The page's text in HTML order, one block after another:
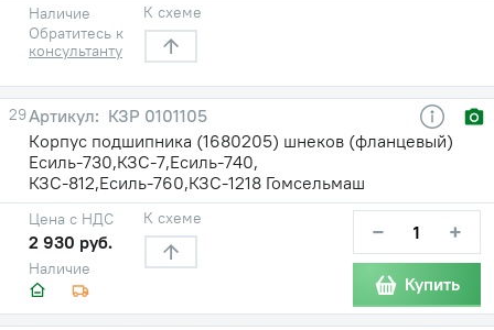
Наличие
Обратитесь к
консультанту
К схеме
29
КЗР 0101105
Корпус подшипника (1680205) шнеков (фланцевый)
Есиль-730,КЗС-7,Есиль-740,
КЗС-812,Есиль-760,КЗС-1218 Гомсельмаш
Наличие
Цена с НДС
2 930 руб.
К схеме − +
Купить